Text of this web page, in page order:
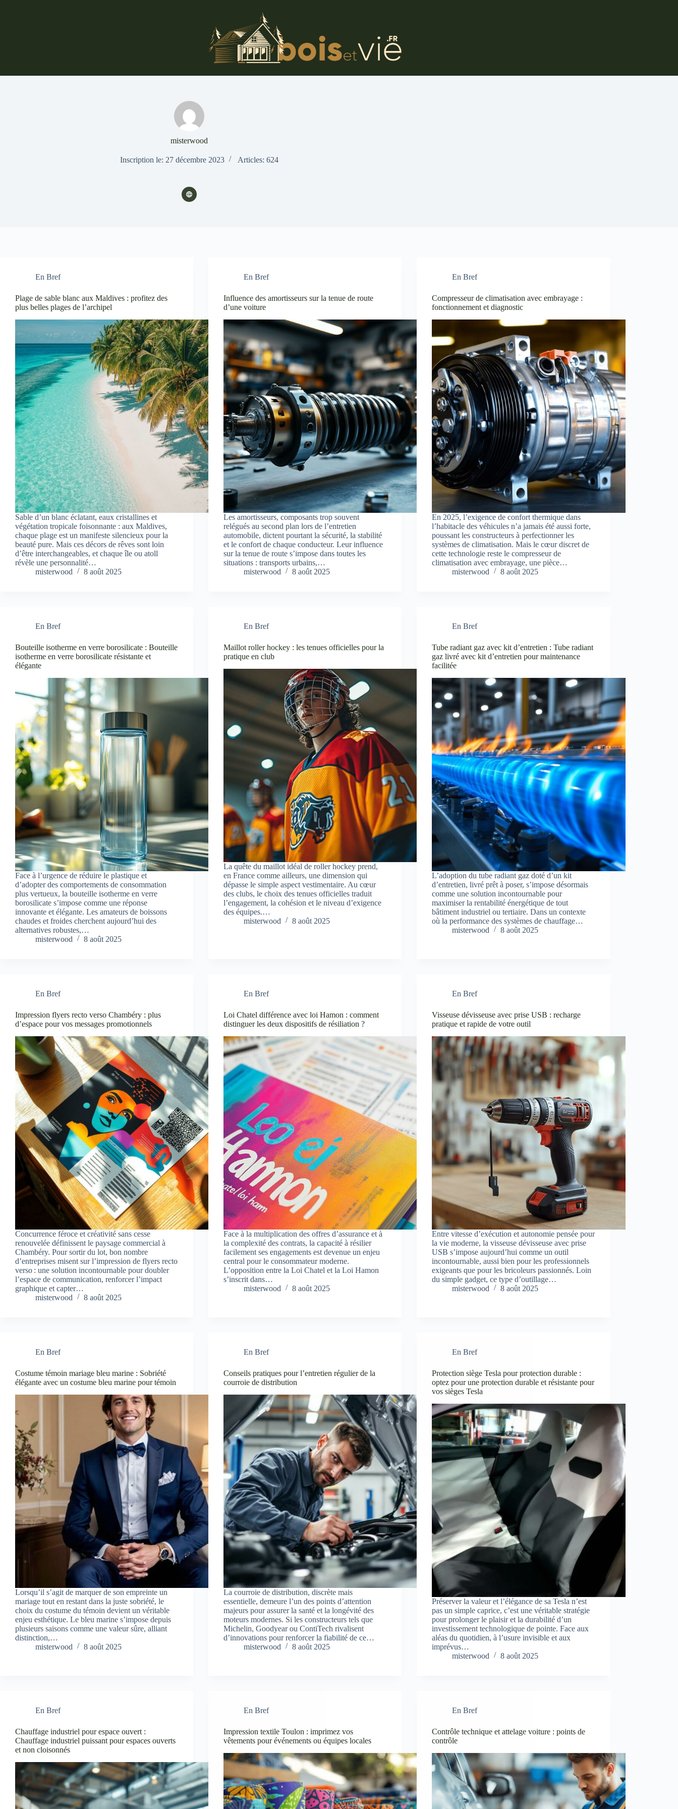
misterwood
Inscription le: 27 décembre 2023 Articles: 624
En Bref
Plage de sable blanc aux Maldives : profitez des
plus belles plages de l’archipel
Sable d’un blanc éclatant, eaux cristallines et
végétation tropicale foisonnante : aux Maldives,
chaque plage est un manifeste silencieux pour la
beauté pure. Mais ces décors de rêves sont loin
d’être interchangeables, et chaque île ou atoll
révèle une personnalité…
misterwood
8 août 2025
En Bref
Influence des amortisseurs sur la tenue de route
d’une voiture
Les amortisseurs, composants trop souvent
relégués au second plan lors de l’entretien
automobile, dictent pourtant la sécurité, la stabilité
et le confort de chaque conducteur. Leur influence
sur la tenue de route s’impose dans toutes les
situations : transports urbains,…
misterwood
8 août 2025
En Bref
Compresseur de climatisation avec embrayage :
fonctionnement et diagnostic
En 2025, l’exigence de confort thermique dans
l’habitacle des véhicules n’a jamais été aussi forte,
poussant les constructeurs à perfectionner les
systèmes de climatisation. Mais le cœur discret de
cette technologie reste le compresseur de
climatisation avec embrayage, une pièce…
misterwood
8 août 2025
En Bref
Bouteille isotherme en verre borosilicate : Bouteille
isotherme en verre borosilicate résistante et
élégante
Face à l’urgence de réduire le plastique et
d’adopter des comportements de consommation
plus vertueux, la bouteille isotherme en verre
borosilicate s’impose comme une réponse
innovante et élégante. Les amateurs de boissons
chaudes et froides cherchent aujourd’hui des
alternatives robustes,…
misterwood
8 août 2025
En Bref
Maillot roller hockey : les tenues officielles pour la
pratique en club
La quête du maillot idéal de roller hockey prend,
en France comme ailleurs, une dimension qui
dépasse le simple aspect vestimentaire. Au cœur
des clubs, le choix des tenues officielles traduit
l’engagement, la cohésion et le niveau d’exigence
des équipes.…
misterwood
8 août 2025
En Bref
Tube radiant gaz avec kit d’entretien : Tube radiant
gaz livré avec kit d’entretien pour maintenance
facilitée
L’adoption du tube radiant gaz doté d’un kit
d’entretien, livré prêt à poser, s’impose désormais
comme une solution incontournable pour
maximiser la rentabilité énergétique de tout
bâtiment industriel ou tertiaire. Dans un contexte
où la performance des systèmes de chauffage…
misterwood
8 août 2025
En Bref
Impression flyers recto verso Chambéry : plus
d’espace pour vos messages promotionnels
Concurrence féroce et créativité sans cesse
renouvelée définissent le paysage commercial à
Chambéry. Pour sortir du lot, bon nombre
d’entreprises misent sur l’impression de flyers recto
verso : une solution incontournable pour doubler
l’espace de communication, renforcer l’impact
graphique et capter…
misterwood
8 août 2025
En Bref
Loi Chatel différence avec loi Hamon : comment
distinguer les deux dispositifs de résiliation ?
Face à la multiplication des offres d’assurance et à
la complexité des contrats, la capacité à résilier
facilement ses engagements est devenue un enjeu
central pour le consommateur moderne.
L’opposition entre la Loi Chatel et la Loi Hamon
s’inscrit dans…
misterwood
8 août 2025
En Bref
Visseuse dévisseuse avec prise USB : recharge
pratique et rapide de votre outil
Entre vitesse d’exécution et autonomie pensée pour
la vie moderne, la visseuse dévisseuse avec prise
USB s’impose aujourd’hui comme un outil
incontournable, aussi bien pour les professionnels
exigeants que pour les bricoleurs passionnés. Loin
du simple gadget, ce type d’outillage…
misterwood
8 août 2025
En Bref
Costume témoin mariage bleu marine : Sobriété
élégante avec un costume bleu marine pour témoin
Lorsqu’il s’agit de marquer de son empreinte un
mariage tout en restant dans la juste sobriété, le
choix du costume du témoin devient un véritable
enjeu esthétique. Le bleu marine s’impose depuis
plusieurs saisons comme une valeur sûre, alliant
distinction,…
misterwood
8 août 2025
En Bref
Conseils pratiques pour l’entretien régulier de la
courroie de distribution
La courroie de distribution, discrète mais
essentielle, demeure l’un des points d’attention
majeurs pour assurer la santé et la longévité des
moteurs modernes. Si les constructeurs tels que
Michelin, Goodyear ou ContiTech rivalisent
d’innovations pour renforcer la fiabilité de ce…
misterwood
8 août 2025
En Bref
Protection siège Tesla pour protection durable :
optez pour une protection durable et résistante pour
vos sièges Tesla
Préserver la valeur et l’élégance de sa Tesla n’est
pas un simple caprice, c’est une véritable stratégie
pour prolonger le plaisir et la durabilité d’un
investissement technologique de pointe. Face aux
aléas du quotidien, à l’usure invisible et aux
imprévus…
misterwood
8 août 2025
En Bref
Chauffage industriel pour espace ouvert :
Chauffage industriel puissant pour espaces ouverts
et non cloisonnés
En Bref
Impression textile Toulon : imprimez vos
vêtements pour événements ou équipes locales
En Bref
Contrôle technique et attelage voiture : points de
contrôle